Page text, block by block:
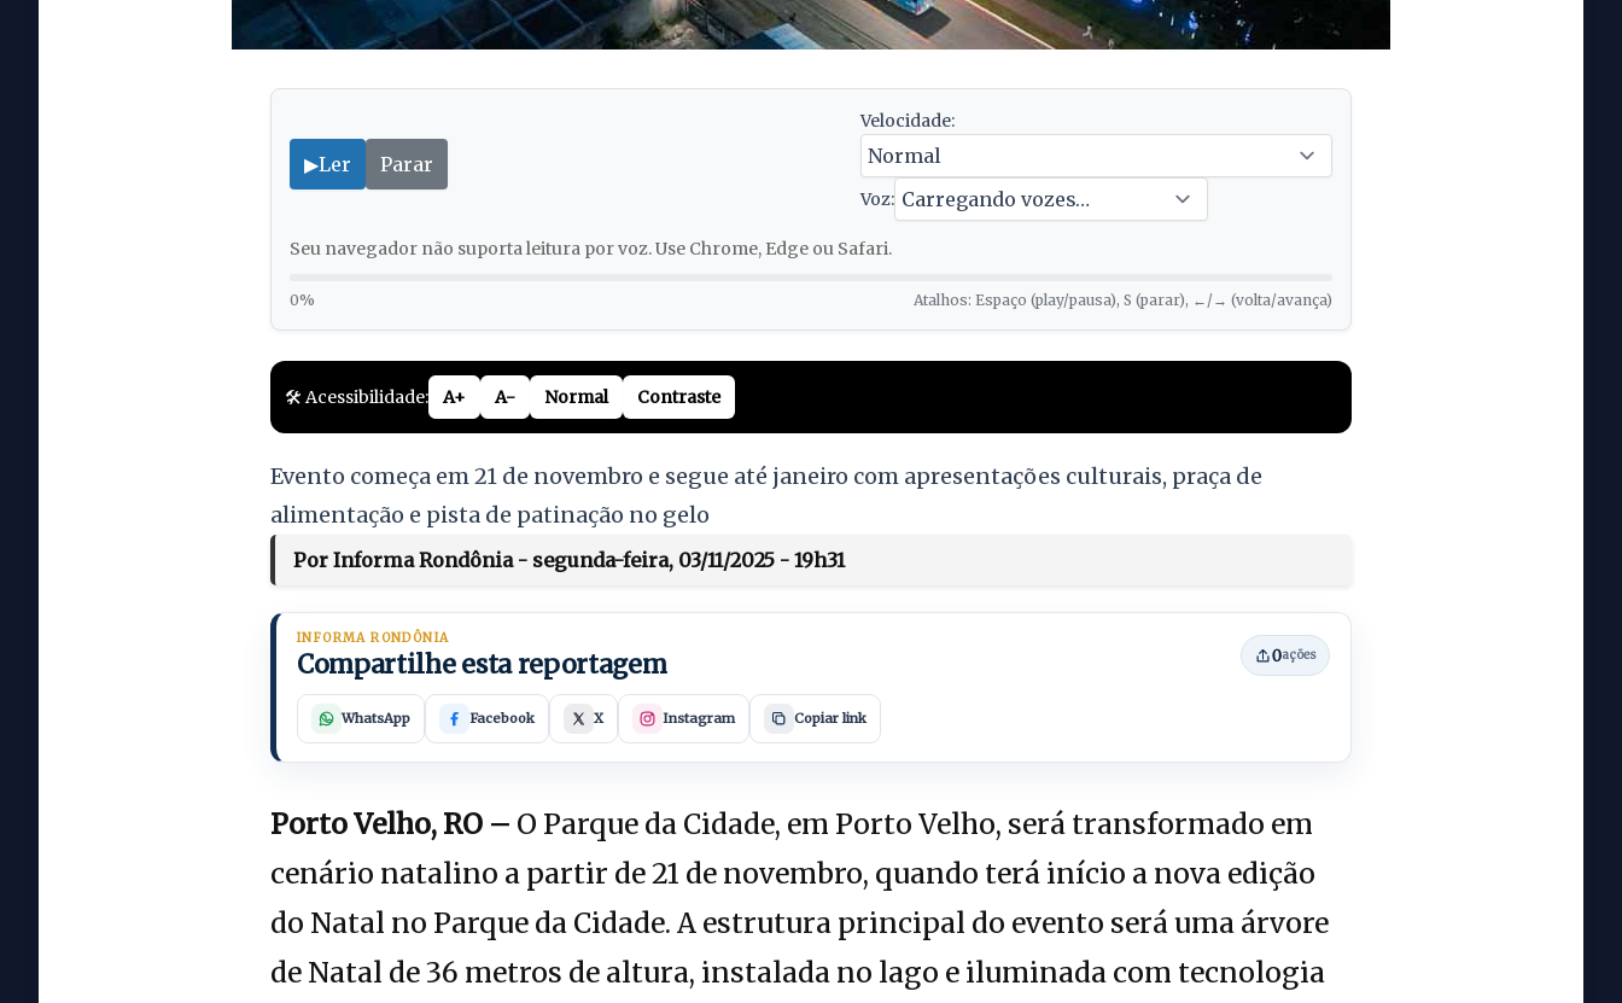
▶Ler Parar
Velocidade:
Voz:
Seu navegador não suporta leitura por voz. Use Chrome, Edge ou Safari.
0% Atalhos: Espaço (play/pausa), S (parar), ←/→ (volta/avança)
🛠️ Acessibilidade: A+ A- Normal Contraste
Evento começa em 21 de novembro e segue até janeiro com apresentações culturais, praça de
alimentação e pista de patinação no gelo
Por Informa Rondônia - segunda-feira, 03/11/2025 - 19h31
INFORMA RONDÔNIA
Compartilhe esta reportagem 0ações
WhatsApp Facebook X Instagram Copiar link
Porto Velho, RO – O Parque da Cidade, em Porto Velho, será transformado em
cenário natalino a partir de 21 de novembro, quando terá início a nova edição
do Natal no Parque da Cidade. A estrutura principal do evento será uma árvore
de Natal de 36 metros de altura, instalada no lago e iluminada com tecnologia